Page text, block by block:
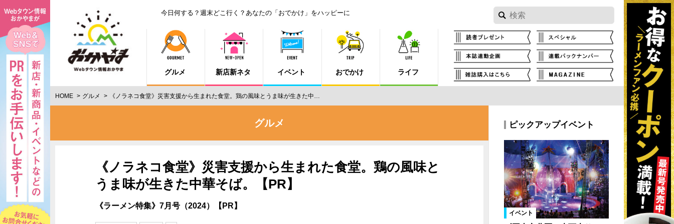
今日何する？週末どこ行く？あなたの「おでかけ」をハッピーに
グルメ 新店新ネタ イベント おでかけ ライフ
HOME グルメ 《ノラネコ食堂》災害支援から生まれた食堂。鶏の風味とうま味が生きた中…
グルメ
《ノラネコ食堂》災害支援から生まれた食堂。鶏の風味と
うま味が生きた中華そば。【PR】
《ラーメン特集》7月号（2024）【PR】
ピックアップイベント
イベント